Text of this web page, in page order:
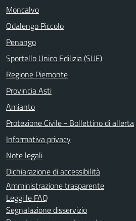
Moncalvo
Odalengo Piccolo
Penango
Sportello Unico Edilizia (SUE)
Regione Piemonte
Provincia Asti
Amianto
Protezione Civile - Bollettino di allerta
Informativa privacy
Note legali
Dichiarazione di accessibilità
Amministrazione trasparente
Leggi le FAQ
Segnalazione disservizio